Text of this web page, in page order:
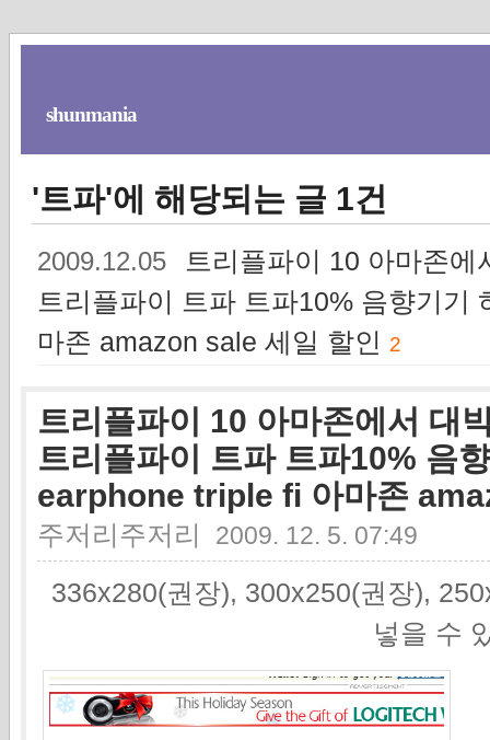
shunmania
'트파'에 해당되는 글 1건
2009.12.05
트리플파이 10 아마존
트리플파이 트파 트파10% 음향기기
마존 amazon sale 세일 할인 2
트리플파이 10 아마존에서 대
트리플파이 트파 트파10% 음
earphone triple fi 아마존
주저리주저리 2009. 12. 5. 07:49
336x280(권장), 300x250(권장),
넣을 수